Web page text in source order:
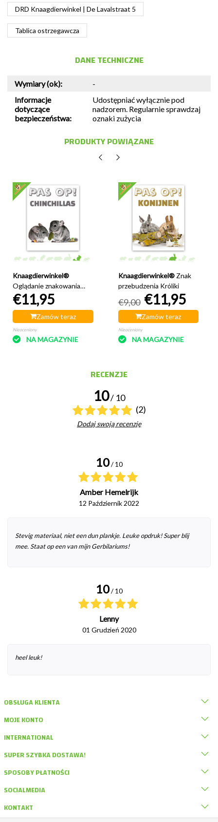
DRD Knaagdierwinkel | De Lavalstraat 5
Tablica ostrzegawcza
DANE TECHNICZNE
Wymiary (ok):
-
Informacje
dotyczące
bezpieczeństwa:
Udostępniać wyłącznie pod
nadzorem. Regularnie sprawdzaj
oznaki zużycia
PRODUKTY POWIĄZANE
Knaagdierwinkel®
Oglądanie znakowania
szynszyli
€11,95
Zamów teraz
Nieoceniony
NA MAGAZYNIE
Knaagdierwinkel® Znak
przebudzenia Króliki
€9,00 €11,95
Zamów teraz
Nieoceniony
NA MAGAZYNIE
RECENZJE
10/ 10
(2)
Dodaj swoją recenzję
10 / 10
Amber Hemelrijk
12 Październik 2022
Stevig materiaal, niet een dun plankje. Leuke opdruk! Super blij
mee. Staat op een van mijn Gerbilariums!
10 / 10
Lenny
01 Grudzień 2020
heel leuk!
OBSŁUGA KLIENTA
MOJE KONTO
INTERNATIONAL
SUPER SZYBKA DOSTAWA!
SPOSOBY PŁATNOŚCI
SOCIALMEDIA
KONTAKT